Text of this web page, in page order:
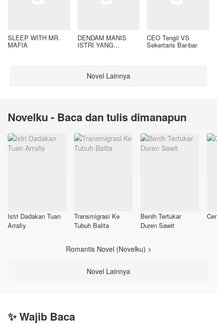
SLEEP WITH MR.
MAFIA
DENDAM MANIS
ISTRI YANG
CEO Tengil VS
Sekertaris Bar-bar
Novel Lainnya
Novelku - Baca dan tulis dimanapun
Istri Dadakan Tuan
Arrafiy
Transmigrasi Ke
Tubuh Balita
Benih Tertukar
Duren Sawit
Romantis Novel (Novelku) >
Novel Lainnya
✨ Wajib Baca